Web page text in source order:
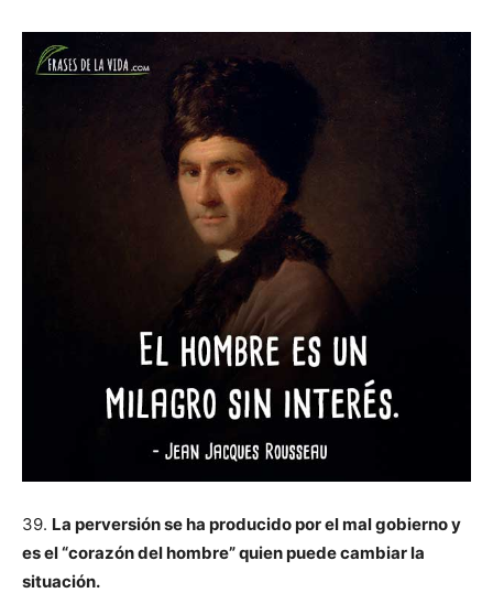
39. La perversión se ha producido por el mal gobierno y
es el “corazón del hombre” quien puede cambiar la
situación.